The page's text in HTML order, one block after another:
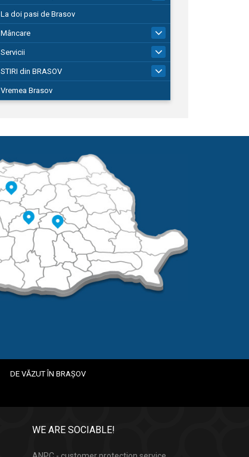
La doi pasi de Brasov
Mâncare
Servicii
STIRI din BRASOV
194
Vremea Brasov
DE VĂZUT ÎN BRAȘOV
WE ARE SOCIABLE!